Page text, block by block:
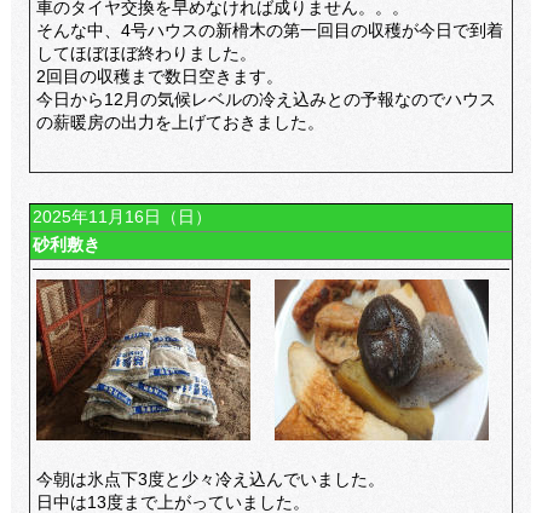
車のタイヤ交換を早めなければ成りません。。。
そんな中、4号ハウスの新榾木の第一回目の収穫が今日で到着
してほぼほぼ終わりました。
2回目の収穫まで数日空きます。
今日から12月の気候レベルの冷え込みとの予報なのでハウス
の薪暖房の出力を上げておきました。
2025年11月16日（日）
砂利敷き
今朝は氷点下3度と少々冷え込んでいました。
日中は13度まで上がっていました。